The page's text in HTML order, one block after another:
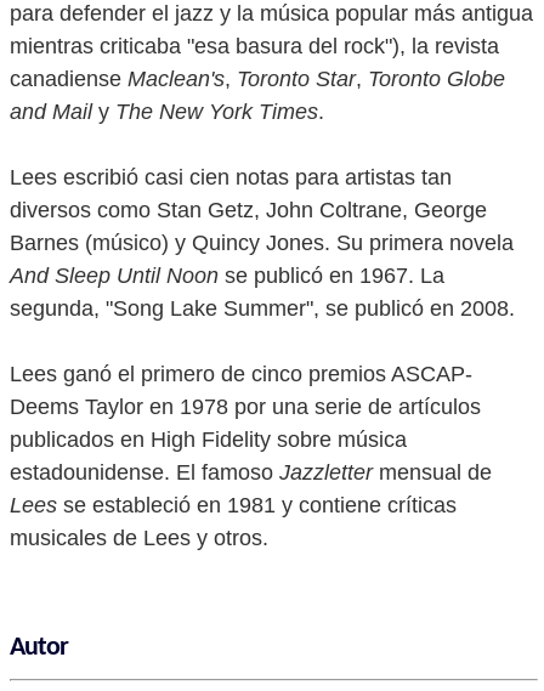
para defender el jazz y la música popular más antigua
mientras criticaba "esa basura del rock"), la revista
canadiense Maclean's, Toronto Star, Toronto Globe
and Maily The New York Times.
Lees escribió casi cien notas para artistas tan
diversos como Stan Getz, John Coltrane, George
Barnes (músico) y Quincy Jones. Su primera novela
And Sleep Until Noon se publicó en 1967. La
segunda, "Song Lake Summer", se publicó en 2008.
Lees ganó el primero de cinco premios ASCAP-
Deems Taylor en 1978 por una serie de artículos
publicados en High Fidelity sobre música
estadounidense. El famoso Jazzlettermensual de
Lees se estableció en 1981 y contiene críticas
musicales de Lees y otros.
Autor